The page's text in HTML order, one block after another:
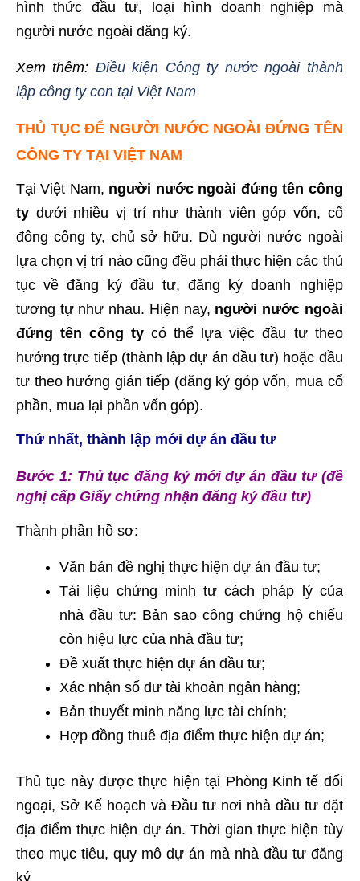
hình thức đầu tư, loại hình doanh nghiệp mà
người nước ngoài đăng ký.
Xem thêm: Điều kiện Công ty nước ngoài thành
lập công ty con tại Việt Nam
THỦ TỤC ĐỂ NGƯỜI NƯỚC NGOÀI ĐỨNG TÊN
CÔNG TY TẠI VIỆT NAM
Tại Việt Nam, người nước ngoài đứng tên công
ty dưới nhiều vị trí như thành viên góp vốn, cổ
đông công ty, chủ sở hữu. Dù người nước ngoài
lựa chọn vị trí nào cũng đều phải thực hiện các thủ
tục về đăng ký đầu tư, đăng ký doanh nghiệp
tương tự như nhau. Hiện nay, người nước ngoài
đứng tên công ty có thể lựa việc đầu tư theo
hướng trực tiếp (thành lập dự án đầu tư) hoặc đầu
tư theo hướng gián tiếp (đăng ký góp vốn, mua cổ
phần, mua lại phần vốn góp).
Thứ nhất, thành lập mới dự án đầu tư
Bước 1: Thủ tục đăng ký mới dự án đầu tư (đề
nghị cấp Giấy chứng nhận đăng ký đầu tư)
Thành phần hồ sơ:
Văn bản đề nghị thực hiện dự án đầu tư;
Tài liệu chứng minh tư cách pháp lý của
nhà đầu tư: Bản sao công chứng hộ chiếu
còn hiệu lực của nhà đầu tư;
Đề xuất thực hiện dự án đầu tư;
Xác nhận số dư tài khoản ngân hàng;
Bản thuyết minh năng lực tài chính;
Hợp đồng thuê địa điểm thực hiện dự án;
Thủ tục này được thực hiện tại Phòng Kinh tế đối
ngoại, Sở Kế hoạch và Đầu tư nơi nhà đầu tư đặt
địa điểm thực hiện dự án. Thời gian thực hiện tùy
theo mục tiêu, quy mô dự án mà nhà đầu tư đăng